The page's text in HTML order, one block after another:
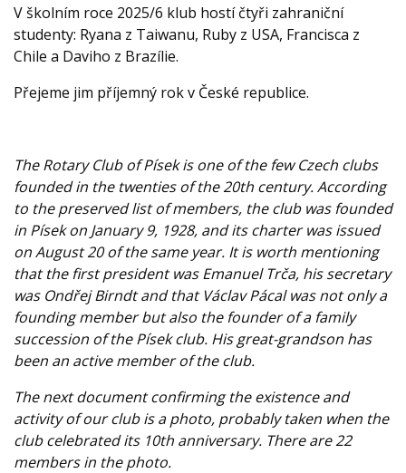
V školním roce 2025/6 klub hostí čtyři zahraniční
studenty: Ryana z Taiwanu, Ruby z USA, Francisca z
Chile a Daviho z Brazílie.
Přejeme jim příjemný rok v České republice.
The Rotary Club of Písek is one of the few Czech clubs
founded in the twenties of the 20th century. According
to the preserved list of members, the club was founded
in Písek on January 9, 1928, and its charter was issued
on August 20 of the same year. It is worth mentioning
that the first president was Emanuel Trča, his secretary
was Ondřej Birndt and that Václav Pácal was not only a
founding member but also the founder of a family
succession of the Písek club. His great-grandson has
been an active member of the club.
The next document confirming the existence and
activity of our club is a photo, probably taken when the
club celebrated its 10th anniversary. There are 22
members in the photo.